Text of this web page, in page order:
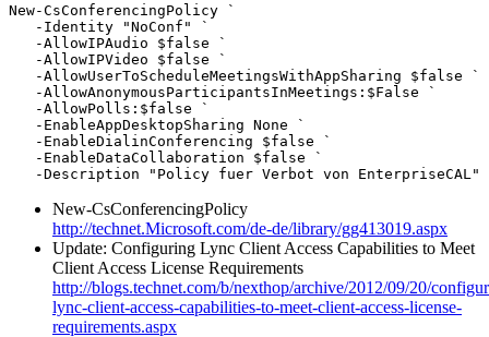
New-CsConferencingPolicy `
   -Identity "NoConf" `
   -AllowIPAudio $false `
   -AllowIPVideo $false `
   -AllowUserToScheduleMeetingsWithAppSharing $false `
   -AllowAnonymousParticipantsInMeetings:$False `
   -AllowPolls:$false `
   -EnableAppDesktopSharing None `
   -EnableDialinConferencing $false `
   -EnableDataCollaboration $false `
   -Description "Policy fuer Verbot von EnterpriseCAL"
New-CsConferencingPolicy
http://technet.Microsoft.com/de-de/library/gg413019.aspx
Update: Configuring Lync Client Access Capabilities to Meet
Client Access License Requirements
http://blogs.technet.com/b/nexthop/archive/2012/09/20/
lync-client-access-capabilities-to-meet-client-access-license-
requirements.aspx